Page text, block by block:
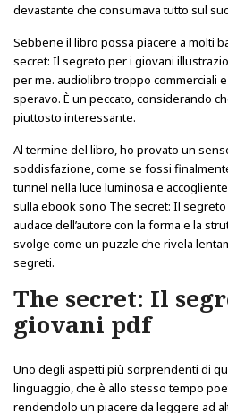
devastante che consumava tutto sul
Sebbene il libro possa piacere a molti
secret: Il segreto per i giovani
per me. audiolibro troppo commerciali
speravo. È un peccato, considerando
piuttosto interessante.
Al termine del libro, ho provato un
soddisfazione, come se fossi
tunnel nella luce luminosa e
sulla ebook sono The secret: Il
audace dell’autore con la forma e la
svolge come un puzzle che rivela
segreti.
The secret: Il
giovani pdf
Uno degli aspetti più sorprendenti di
linguaggio, che è allo stesso tempo
rendendolo un piacere da leggere ad